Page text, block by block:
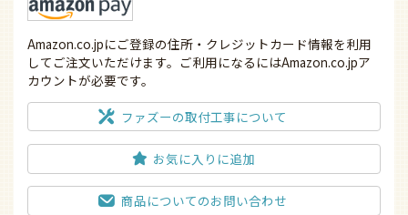
Amazon.co.jpにご登録の住所・クレジットカード情報を利用
してご注文いただけます。ご利用になるにはAmazon.co.jpア
カウントが必要です。
ファズーの取付工事について
お気に入りに追加
商品についてのお問い合わせ